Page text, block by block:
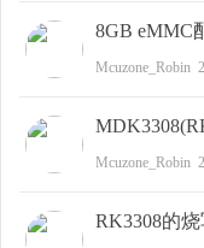
8GB eMMC
Mcuzone_Robin
Mcuzone_Robin
RK3308的